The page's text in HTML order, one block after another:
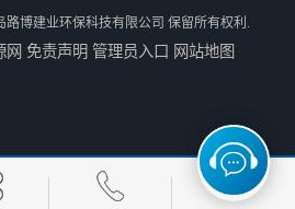
销 河南水质采样仪器设备
路博建业环保科技有限公司 保留所有权利.
网 免责声明 管理员入口 网站地图